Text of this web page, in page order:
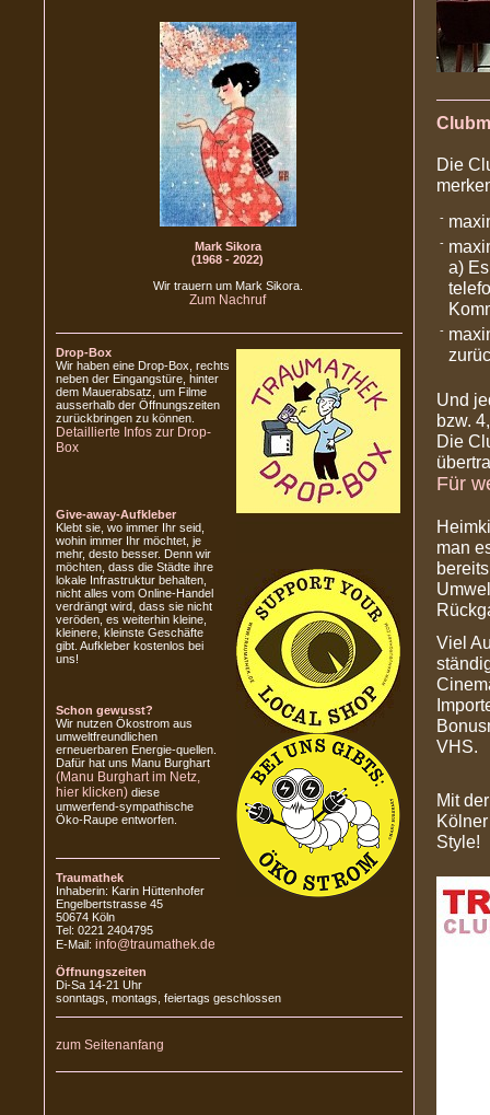
Mark Sikora
(1968 - 2022)
Wir trauern um Mark Sikora.
Zum Nachruf
Drop-Box
Wir haben eine Drop-Box, rechts
neben der Eingangstüre, hinter
dem Mauerabsatz, um Filme
ausserhalb der Öffnungszeiten
zurückbringen zu können.
Detaillierte Infos zur Drop-
Box
Give-away-Aufkleber
Klebt sie, wo immer Ihr seid,
wohin immer Ihr möchtet, je
mehr, desto besser. Denn wir
möchten, dass die Städte ihre
lokale Infrastruktur behalten,
nicht alles vom Online-Handel
verdrängt wird, dass sie nicht
veröden, es weiterhin kleine,
kleinere, kleinste Geschäfte
gibt. Aufkleber kostenlos bei
uns!
Schon gewusst?
Wir nutzen Ökostrom aus
umweltfreundlichen
erneuerbaren Energie-quellen.
Dafür hat uns Manu Burghart
(Manu Burghart im Netz,
hier klicken) diese
umwerfend-sympathische
Öko-Raupe entworfen.
Traumathek
Inhaberin: Karin Hüttenhofer
Engelbertstrasse 45
50674 Köln
Tel: 0221 2404795
E-Mail: info@traumathek.de
Öffnungszeiten
Di-Sa 14-21 Uhr
sonntags, montags, feiertags geschlossen
zum Seitenanfang
Die
-
-
a)
-
Und
bzw.
Die
Für
man
Viel
VHS.
Mit
Style!